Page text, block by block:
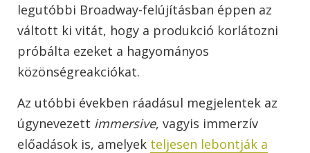
legutóbbi Broadway-felújításban éppen az
váltott ki vitát, hogy a produkció korlátozni
próbálta ezeket a hagyományos
közönségreakciókat.
Az utóbbi években ráadásul megjelentek az
úgynevezett immersive, vagyis immerzív
előadások is, amelyek teljesen lebontják a